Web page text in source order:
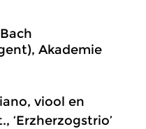
Akademie
viool en
‘Erzherzogstrio’